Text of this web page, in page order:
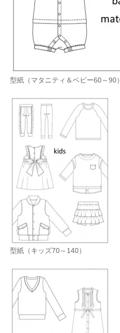
型紙（マタニティ＆ベビー60～90）
型紙（キッズ70～140）